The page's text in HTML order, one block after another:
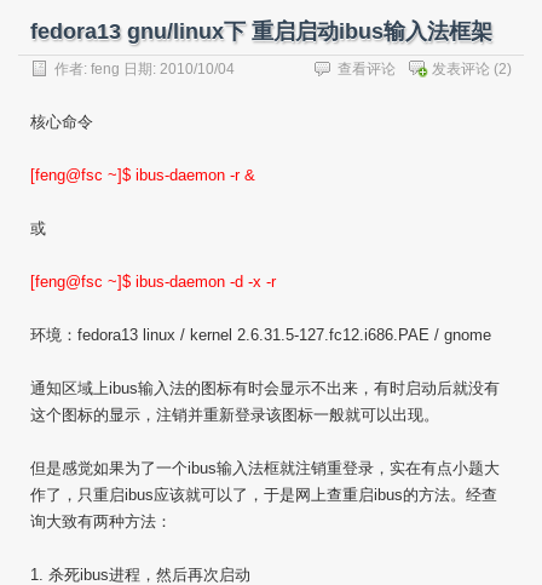
fedora13 gnu/linux下 重启启动ibus输入法框架
作者: feng 日期: 2010/10/04 发表评论 (2)
查看评论
核心命令
[feng@fsc ~]$ ibus-daemon -r &
或
[feng@fsc ~]$ ibus-daemon -d -x -r
环境：fedora13 linux / kernel 2.6.31.5-127.fc12.i686.PAE / gnome
通知区域上ibus输入法的图标有时会显示不出来，有时启动后就没有
这个图标的显示，注销并重新登录该图标一般就可以出现。
但是感觉如果为了一个ibus输入法框就注销重登录，实在有点小题大
作了，只重启ibus应该就可以了，于是网上查重启ibus的方法。经查
询大致有两种方法：
1. 杀死ibus进程，然后再次启动